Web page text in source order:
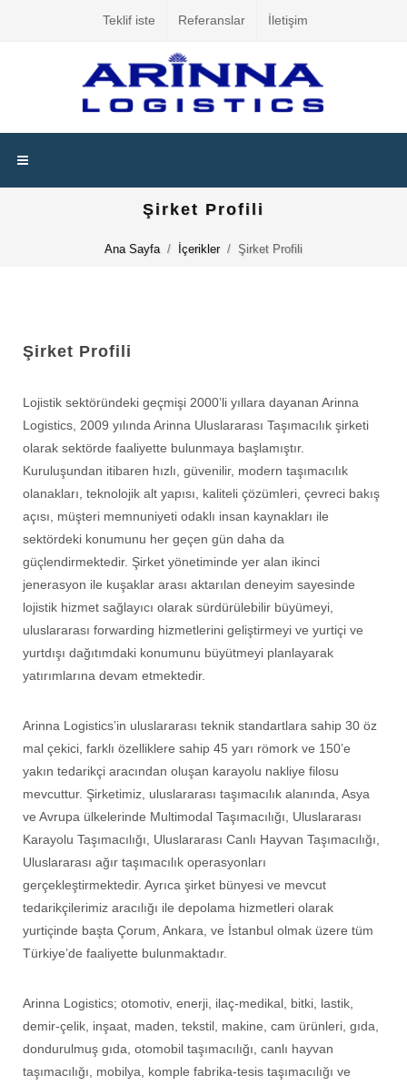
Teklif iste Referanslar İletişim
Şirket Profili
Ana Sayfa İçerikler Şirket Profili
Şirket Profili
Lojistik sektöründeki geçmişi 2000’li yıllara dayanan Arinna
Logistics, 2009 yılında Arinna Uluslararası Taşımacılık şirketi
olarak sektörde faaliyette bulunmaya başlamıştır.
Kuruluşundan itibaren hızlı, güvenilir, modern taşımacılık
olanakları, teknolojik alt yapısı, kaliteli çözümleri, çevreci bakış
açısı, müşteri memnuniyeti odaklı insan kaynakları ile
sektördeki konumunu her geçen gün daha da
güçlendirmektedir. Şirket yönetiminde yer alan ikinci
jenerasyon ile kuşaklar arası aktarılan deneyim sayesinde
lojistik hizmet sağlayıcı olarak sürdürülebilir büyümeyi,
uluslararası forwarding hizmetlerini geliştirmeyi ve yurtiçi ve
yurtdışı dağıtımdaki konumunu büyütmeyi planlayarak
yatırımlarına devam etmektedir.
Arinna Logistics’in uluslararası teknik standartlara sahip 30 öz
mal çekici, farklı özelliklere sahip 45 yarı römork ve 150’e
yakın tedarikçi aracından oluşan karayolu nakliye filosu
mevcuttur. Şirketimiz, uluslararası taşımacılık alanında, Asya
ve Avrupa ülkelerinde Multimodal Taşımacılığı, Uluslararası
Karayolu Taşımacılığı, Uluslararası Canlı Hayvan Taşımacılığı,
Uluslararası ağır taşımacılık operasyonları
gerçekleştirmektedir. Ayrıca şirket bünyesi ve mevcut
tedarikçilerimiz aracılığı ile depolama hizmetleri olarak
yurtiçinde başta Çorum, Ankara, ve İstanbul olmak üzere tüm
Türkiye’de faaliyette bulunmaktadır.
Arinna Logistics; otomotiv, enerji, ilaç-medikal, bitki, lastik,
demir-çelik, inşaat, maden, tekstil, makine, cam ürünleri, gıda,
dondurulmuş gıda, otomobil taşımacılığı, canlı hayvan
taşımacılığı, mobilya, komple fabrika-tesis taşımacılığı ve